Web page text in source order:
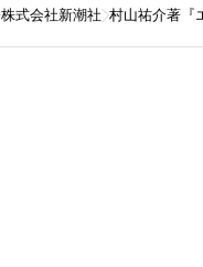
株式会社新潮社 村山祐介著『